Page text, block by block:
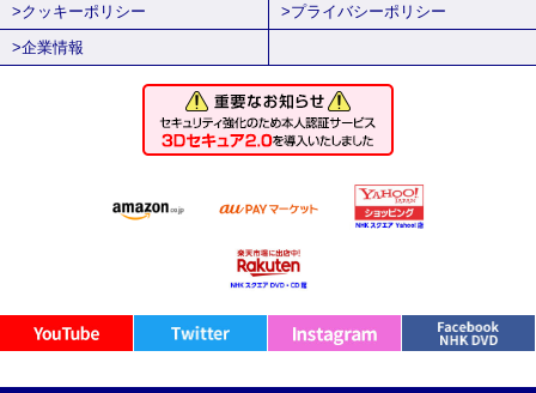
>クッキーポリシー
>プライバシーポリシー
>企業情報